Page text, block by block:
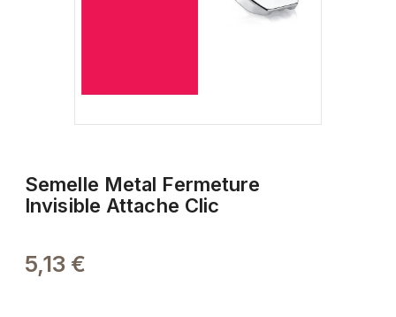
Semelle Metal Fermeture
Invisible Attache Clic
5,13 €